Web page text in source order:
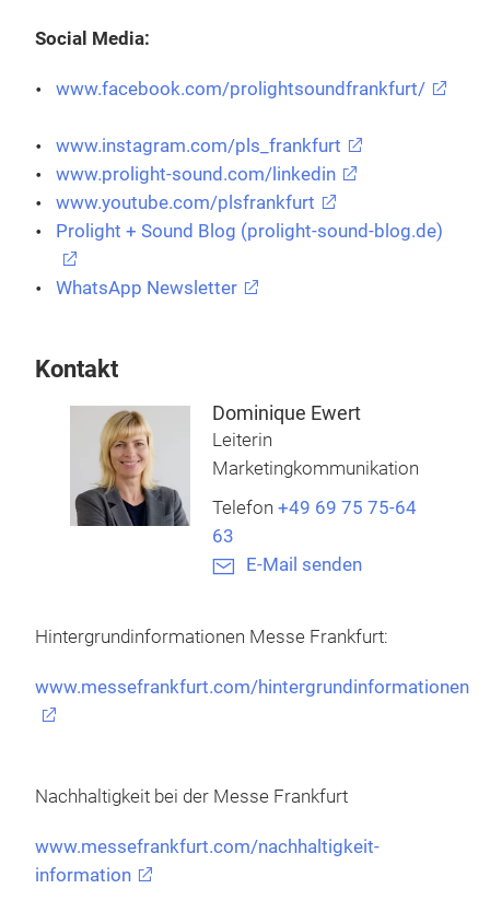
Social Media:
www.facebook.com/prolightsoundfrankfurt/
www.instagram.com/pls_frankfurt
www.prolight-sound.com/linkedin
www.youtube.com/plsfrankfurt
Prolight + Sound Blog (prolight-sound-blog.de)
WhatsApp Newsletter
Kontakt
Dominique Ewert
Leiterin
Marketingkommunikation
Telefon +49 69 75 75-64
63
E-Mail senden
Hintergrundinformationen Messe Frankfurt:
www.messefrankfurt.com/hintergrundinformationen
Nachhaltigkeit bei der Messe Frankfurt
www.messefrankfurt.com/nachhaltigkeit-
information